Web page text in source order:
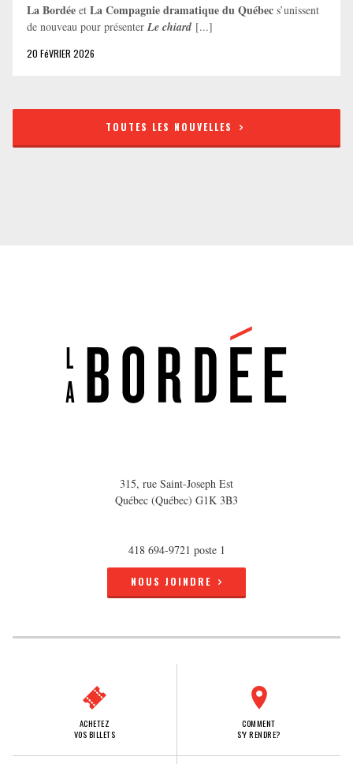
La Bordée et La Compagnie dramatique du Québec s’unissent
de nouveau pour présenter Le chiard [...]
20 FéVRIER 2026
TOUTES LES NOUVELLES
315, rue Saint-Joseph Est
Québec (Québec) G1K 3B3
418 694-9721 poste 1
NOUS JOINDRE
ACHETEZ
VOS BILLETS
COMMENT
S'Y RENDRE?